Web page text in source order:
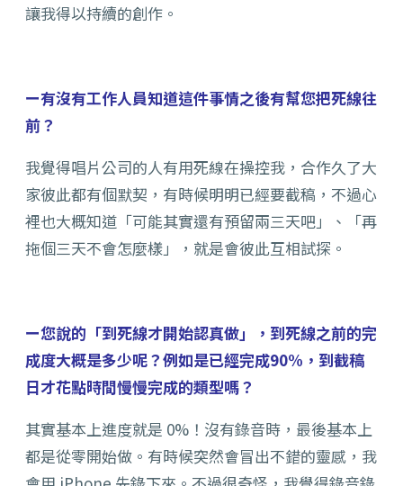
讓我得以持續的創作。
ー有沒有工作人員知道這件事情之後有幫您把死線往
前？
我覺得唱片公司的人有用死線在操控我，合作久了大
家彼此都有個默契，有時候明明已經要截稿，不過心
裡也大概知道「可能其實還有預留兩三天吧」、「再
拖個三天不會怎麼樣」，就是會彼此互相試探。
ー您說的「到死線才開始認真做」，到死線之前的完
成度大概是多少呢？例如是已經完成90%，到截稿
日才花點時間慢慢完成的類型嗎？
其實基本上進度就是 0%！沒有錄音時，最後基本上
都是從零開始做。有時候突然會冒出不錯的靈感，我